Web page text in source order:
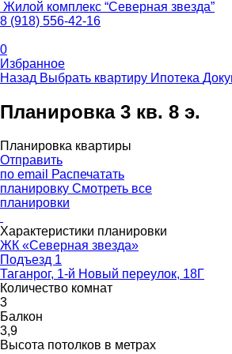
Жилой комплекс “Северная звезда”
8 (918) 556-42-16
0
Избранное
Назад Выбрать квартиру Ипотека
Планировка 3 кв. 8 э.
Планировка квартиры
Отправить
по email
Распечатать
планировку Смотреть все
планировки
Характеристики планировки
ЖК «Северная звезда»
Подъезд 1
Таганрог, 1-й Новый переулок, 18Г
Количество комнат
3
Балкон
3,9
Высота потолков в метрах